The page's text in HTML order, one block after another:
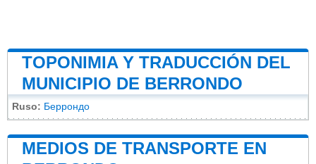
TOPONIMIA Y TRADUCCIÓN DEL
MUNICIPIO DE BERRONDO
Ruso: Беррондо
MEDIOS DE TRANSPORTE EN